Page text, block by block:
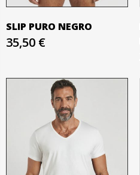
SLIP PURO NEGRO
35,50 €